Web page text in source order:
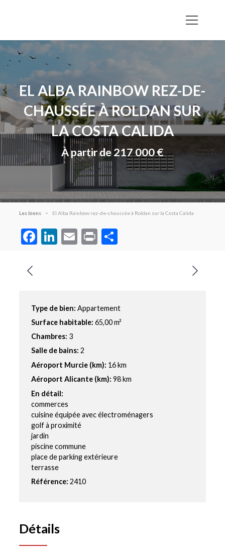
EL ALBA RAINBOW REZ-DE-
CHAUSSÉE À ROLDAN SUR
LA COSTA CALIDA
À partir de 217 000 €
Les biens El Alba Rainbow rez-de-chaussée à Roldan sur la Costa Calida
Facebook
LinkedIn
Email
Print
Type de bien: Appartement
Surface habitable: 65,00 m²
Chambres: 3
Salle de bains: 2
Aéroport Murcie (km): 16 km
Aéroport Alicante (km): 98 km
En détail:
commerces
cuisine équipée avec électroménagers
golf à proximité
jardin
piscine commune
place de parking extérieure
terrasse
Référence:2410
Détails